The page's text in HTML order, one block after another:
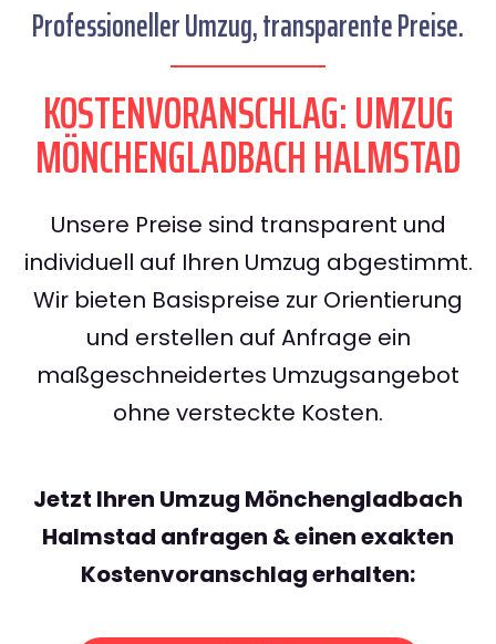
Professioneller Umzug, transparente Preise.
KOSTENVORANSCHLAG: UMZUG
MÖNCHENGLADBACH HALMSTAD
Unsere Preise sind transparent und
individuell auf Ihren Umzug abgestimmt.
Wir bieten Basispreise zur Orientierung
und erstellen auf Anfrage ein
maßgeschneidertes Umzugsangebot
ohne versteckte Kosten.
Jetzt Ihren Umzug Mönchengladbach
Halmstad anfragen & einen exakten
Kostenvoranschlag erhalten: